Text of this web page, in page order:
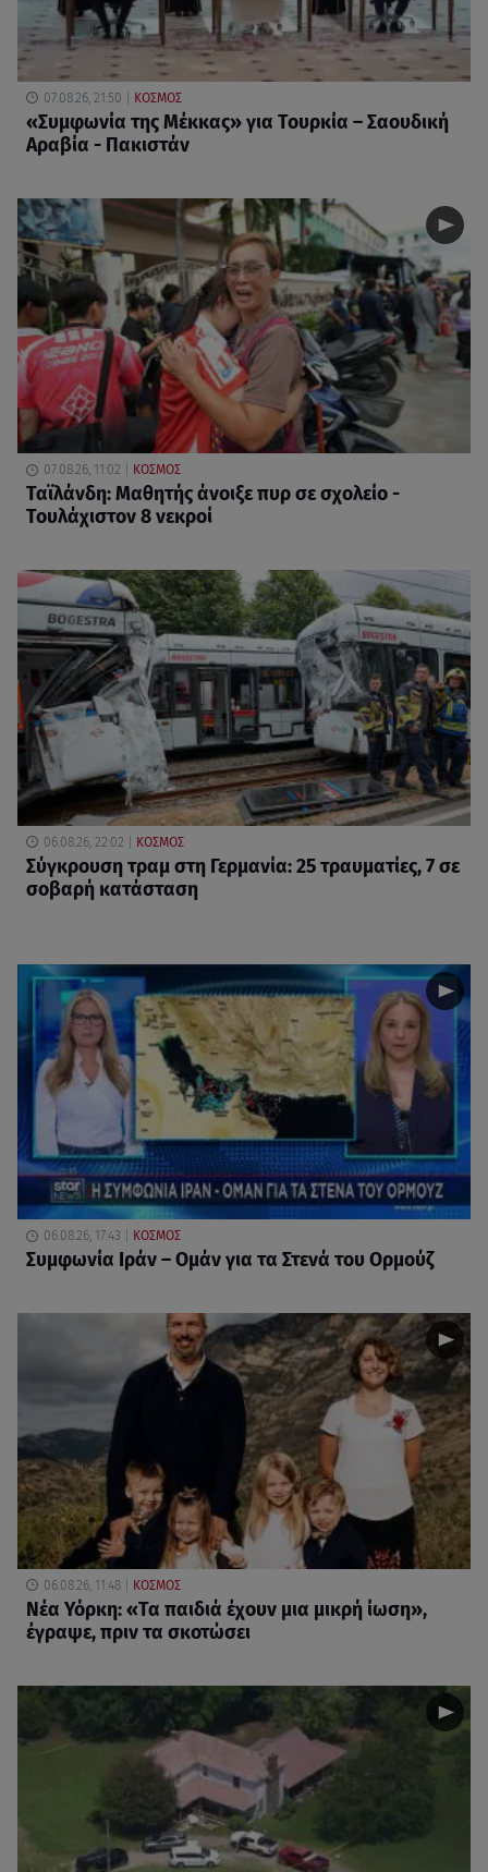
07.08.26, 21:50 ΚΟΣΜΟΣ
«Συμφωνία της Μέκκας» για Τουρκία – Σαουδική
Αραβία - Πακιστάν
07.08.26, 11:02 ΚΟΣΜΟΣ
Ταϊλάνδη: Μαθητής άνοιξε πυρ σε σχολείο -
Τουλάχιστον 8 νεκροί
06.08.26, 22:02 ΚΟΣΜΟΣ
Σύγκρουση τραμ στη Γερμανία: 25 τραυματίες, 7 σε
σοβαρή κατάσταση
06.08.26, 17:43 ΚΟΣΜΟΣ
Συμφωνία Ιράν – Ομάν για τα Στενά του Ορμούζ
06.08.26, 11:48 ΚΟΣΜΟΣ
Νέα Υόρκη: «Τα παιδιά έχουν μια μικρή ίωση»,
έγραψε, πριν τα σκοτώσει